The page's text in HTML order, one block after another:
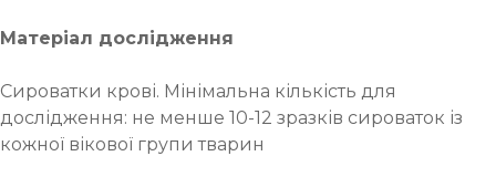
Матеріал дослідження
Сироватки крові. Мінімальна кількість для
дослідження: не менше 10-12 зразків сироваток із
кожної вікової групи тварин